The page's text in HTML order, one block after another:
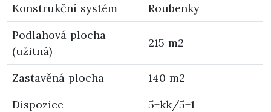
Konstrukční systém
Roubenky
Podlahová plocha
(užitná)
215 m2
Zastavěná plocha
140 m2
Dispozice
5+kk/5+1